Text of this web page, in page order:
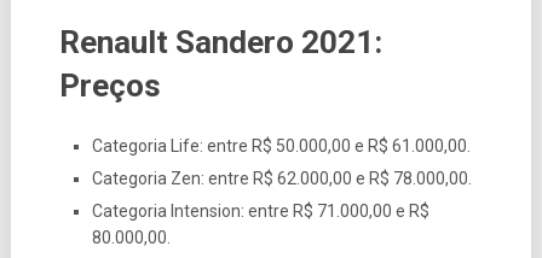
Renault Sandero 2021:
Preços
Categoria Life: entre R$ 50.000,00 e R$ 61.000,00.
Categoria Zen: entre R$ 62.000,00 e R$ 78.000,00.
Categoria Intension: entre R$ 71.000,00 e R$
80.000,00.